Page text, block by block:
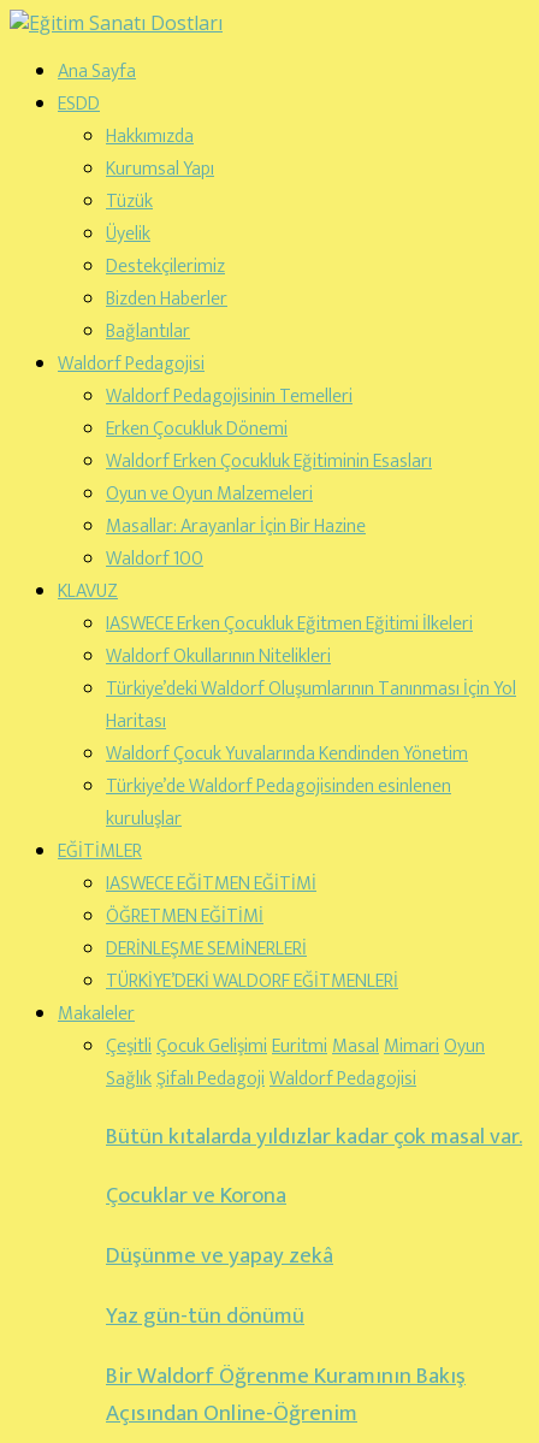
Ana Sayfa
ESDD
Hakkımızda
Kurumsal Yapı
Tüzük
Üyelik
Destekçilerimiz
Bizden Haberler
Bağlantılar
Waldorf Pedagojisi
Waldorf Pedagojisinin Temelleri
Erken Çocukluk Dönemi
Waldorf Erken Çocukluk Eğitiminin Esasları
Oyun ve Oyun Malzemeleri
Masallar: Arayanlar İçin Bir Hazine
Waldorf 100
KLAVUZ
IASWECE Erken Çocukluk Eğitmen Eğitimi İlkeleri
Waldorf Okullarının Nitelikleri
Türkiye’deki Waldorf Oluşumlarının Tanınması İçin Yol
Haritası
Waldorf Çocuk Yuvalarında Kendinden Yönetim
Türkiye’de Waldorf Pedagojisinden esinlenen
kuruluşlar
EĞİTİMLER
IASWECE EĞİTMEN EĞİTİMİ
ÖĞRETMEN EĞİTİMİ
DERİNLEŞME SEMİNERLERİ
TÜRKİYE’DEKİ WALDORF EĞİTMENLERİ
Makaleler
ÇeşitliÇocuk GelişimiEuritmiMasalMimariOyun
SağlıkŞifalı PedagojiWaldorf Pedagojisi
Bütün kıtalarda yıldızlar kadar çok masal var.
Çocuklar ve Korona
Düşünme ve yapay zekâ
Yaz gün-tün dönümü
Bir Waldorf Öğrenme Kuramının Bakış
Açısından Online-Öğrenim